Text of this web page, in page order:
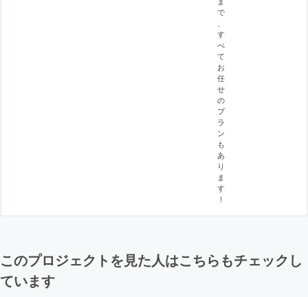
で
す
べ
て
お
任
せ
の
プ
ラ
ン
も
あ
り
ま
す
！
このプロジェクトを見た人はこちらもチェックし
ています